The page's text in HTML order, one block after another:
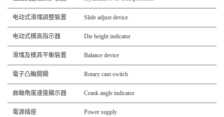
电动式滑塊調整裝置 Slide adjust device
电动式模高指示器 Die height indicator
滑塊及模具平衡裝置 Balance device
電子凸輪開關 Rotary cam switch
曲軸角度速度顯示器 Crank angle indicator
電源插座 Power supply